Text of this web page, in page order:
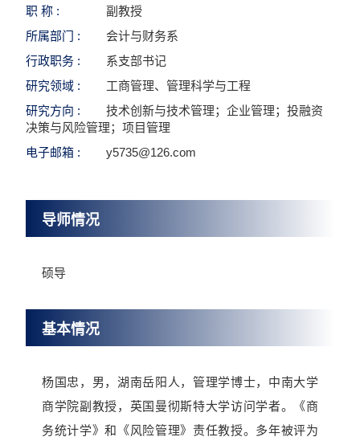
职 称 :
副教授
所属部门 :
会计与财务系
行政职务 :
系支部书记
研究领域 :
工商管理、管理科学与工程
研究方向 :
技术创新与技术管理；企业管理；投融资
决策与风险管理；项目管理
电子邮箱 :
y5735@126.com
导师情况
硕导
基本情况
杨国忠，男，湖南岳阳人，管理学博士，中南大学
商学院副教授，英国曼彻斯特大学访问学者。《商
务统计学》和《风险管理》责任教授。多年被评为